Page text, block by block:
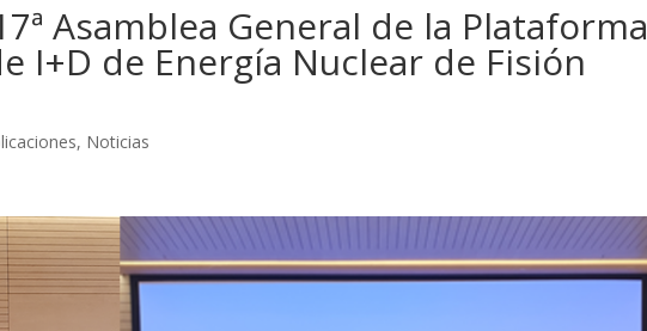
Asamblea General de la Plataforma
I+D de Energía Nuclear de Fisión
, Noticias